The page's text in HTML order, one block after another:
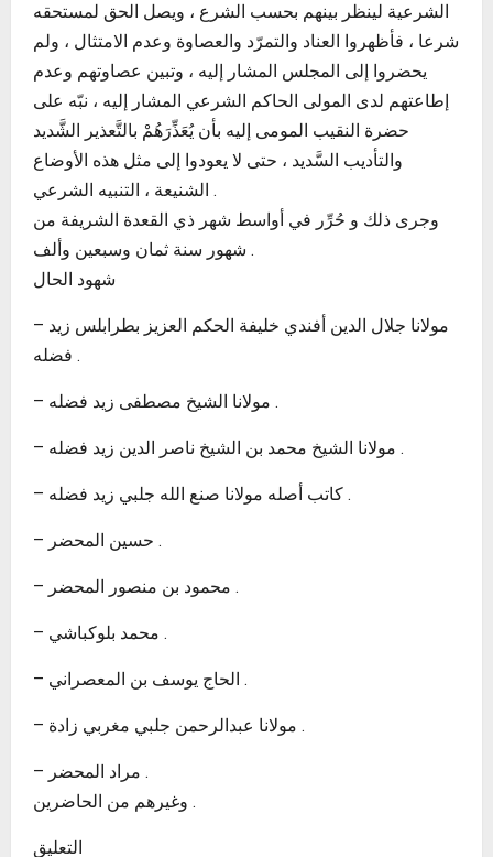
الشرعية لينظر بينهم بحسب الشرع ، ويصل الحق لمستحقه
شرعا ، فأظهروا العناد والتمرّد والعصاوة وعدم الامتثال ، ولم
يحضروا إلى المجلس المشار إليه ، وتبين عصاوتهم وعدم
إطاعتهم لدى المولى الحاكم الشرعي المشار إليه ، نبّه على
حضرة النقيب المومى إليه بأن يُعَذِّرَهُمْ بالتَّعذير الشَّديد
والتأديب السَّديد ، حتى لا يعودوا إلى مثل هذه الأوضاع
الشنيعة ، التنبيه الشرعي .
وجرى ذلك و حُرِّر في أواسط شهر ذي القعدة الشريفة من
شهور سنة ثمان وسبعين وألف .
شهود الحال
– مولانا جلال الدين أفندي خليفة الحكم العزيز بطرابلس زيد
فضله .
– مولانا الشيخ مصطفى زيد فضله .
– مولانا الشيخ محمد بن الشيخ ناصر الدين زيد فضله .
– كاتب أصله مولانا صنع الله جلبي زيد فضله .
– حسين المحضر .
– محمود بن منصور المحضر .
– محمد بلوكباشي .
– الحاج يوسف بن المعصراني .
– مولانا عبدالرحمن جلبي مغربي زادة .
– مراد المحضر .
وغيرهم من الحاضرين .
التعليق